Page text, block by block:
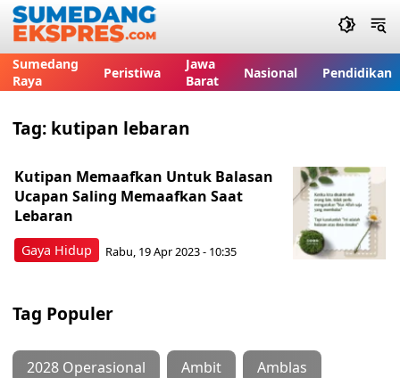
Sumedang
Raya
Peristiwa
Jawa
Barat
Nasional Pendidikan
Tag: kutipan lebaran
Gaya Hidup
Kutipan Memaafkan Untuk Balasan
Ucapan Saling Memaafkan Saat
Lebaran
Rabu, 19 Apr 2023 - 10:35
Tag Populer
2028 Operasional Ambit Amblas